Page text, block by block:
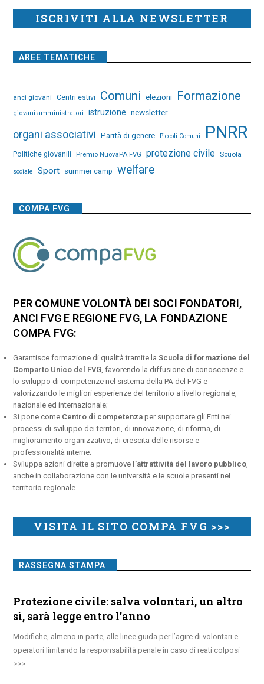
ISCRIVITI ALLA NEWSLETTER
AREE TEMATICHE
anci giovani Centri estivi Comuni elezioni Formazione
giovani amministratori istruzione newsletter
organi associativi Parità di genere Piccoli Comuni PNRR
Politiche giovanili Premio NuovaPA FVG protezione civile Scuola
sociale Sport summer camp welfare
COMPA FVG
PER COMUNE VOLONTÀ DEI SOCI FONDATORI,
ANCI FVG E REGIONE FVG, LA FONDAZIONE
COMPA FVG:
Garantisce formazione di qualità tramite laScuola di formazione del
Comparto Unico del FVG , favorendo la diffusione di conoscenze e
lo sviluppo di competenze nel sistema della PA del FVG e
valorizzando le migliori esperienze del territorio a livello regionale,
nazionale ed internazionale;
Si pone come Centro di competenza per supportare gli Enti nei
processi di sviluppo dei territori, di innovazione, di riforma, di
miglioramento organizzativo, di crescita delle risorse e
professionalità interne;
Sviluppa azioni dirette a promuove l’attrattività del lavoro pubblico
anche in collaborazione con le università e le scuole presenti nel
territorio regionale.
VISITA IL SITO COMPA FVG >>>
RASSEGNA STAMPA
Protezione civile: salva volontari, un altro
sì, sarà legge entro l’anno
Modifiche, almeno in parte, alle linee guida per l’agire di volontari e
operatori limitando la responsabilità penale in caso di reati colposi